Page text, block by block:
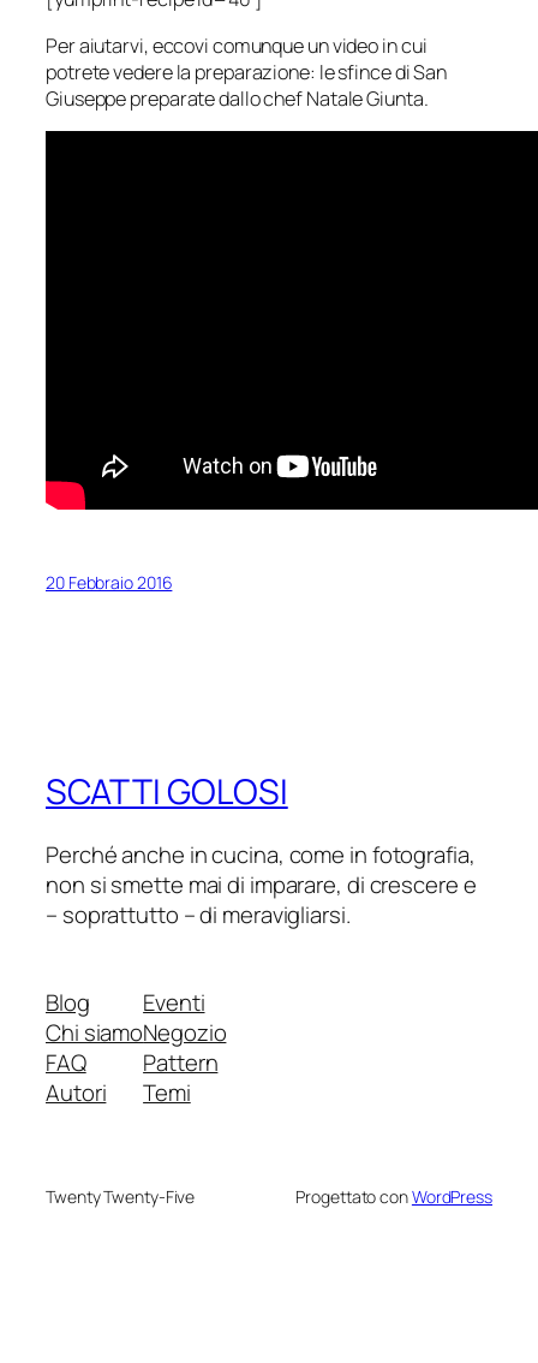
Per aiutarvi, eccovi comunque un video in cui
potrete vedere la preparazione: le sfince di San
Giuseppe preparate dallo chef Natale Giunta.
20 Febbraio 2016
SCATTI GOLOSI
Perché anche in cucina, come in fotografia,
non si smette mai di imparare, di crescere e
– soprattutto – di meravigliarsi.
Blog
Chi siamo
FAQ
Autori
Eventi
Negozio
Pattern
Temi
Twenty Twenty-Five Progettato conWordPress